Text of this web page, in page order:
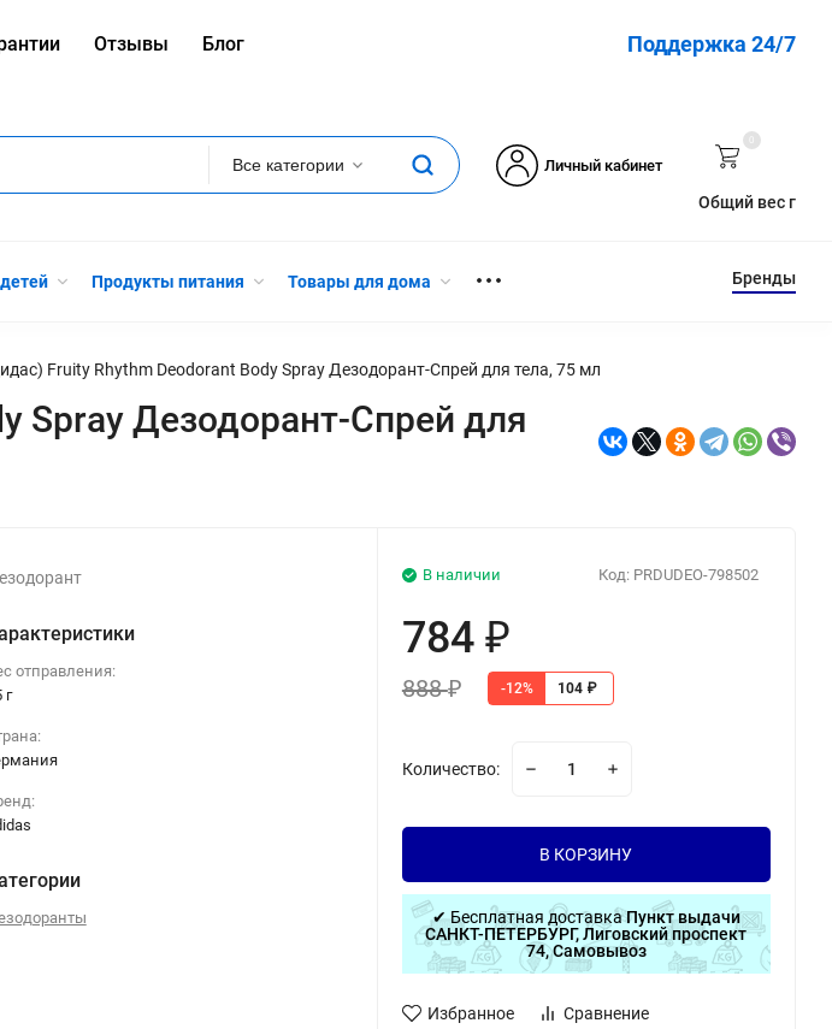
Отзывы Блог Поддержка 24/7
Все категории Личный кабинет
Общий вес г
Продукты питания Товары для дома Бренды
Fruity Rhythm Deodorant Body Spray Дезодорант-Спрей для тела, 75 мл
Spray Дезодорант-Спрей для
отправления:
г
В наличии Код: PRDUDEO-798502
784 ₽
888₽ -12% 104 ₽
Количество:
В КОРЗИНУ
✔ Бесплатная доставкаПункт выдачи
САНКТ-ПЕТЕРБУРГ, Лиговский проспект
74, Самовывоз
Избранное Сравнение